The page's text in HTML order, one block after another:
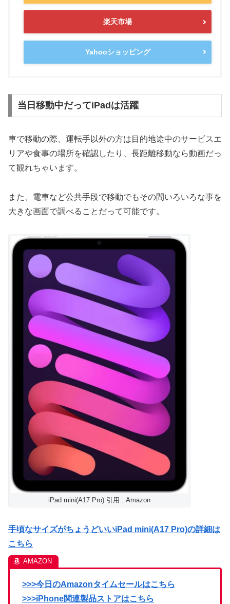
楽天市場
Yahooショッピング
当日移動中だってiPadは活躍
車で移動の際、運転手以外の方は目的地途中のサービスエ
リアや食事の場所を確認したり、長距離移動なら動画だっ
て観れちゃいます。
また、電車など公共手段で移動でもその間いろいろな事を
大きな画面で調べることだって可能です。
iPad mini(A17 Pro) 引用 : Amazon
手頃なサイズがちょうどいいiPad mini(A17 Pro)の詳細は
こちら
>>>今日のAmazonタイムセールはこちら
>>>iPhone関連製品ストアはこちら